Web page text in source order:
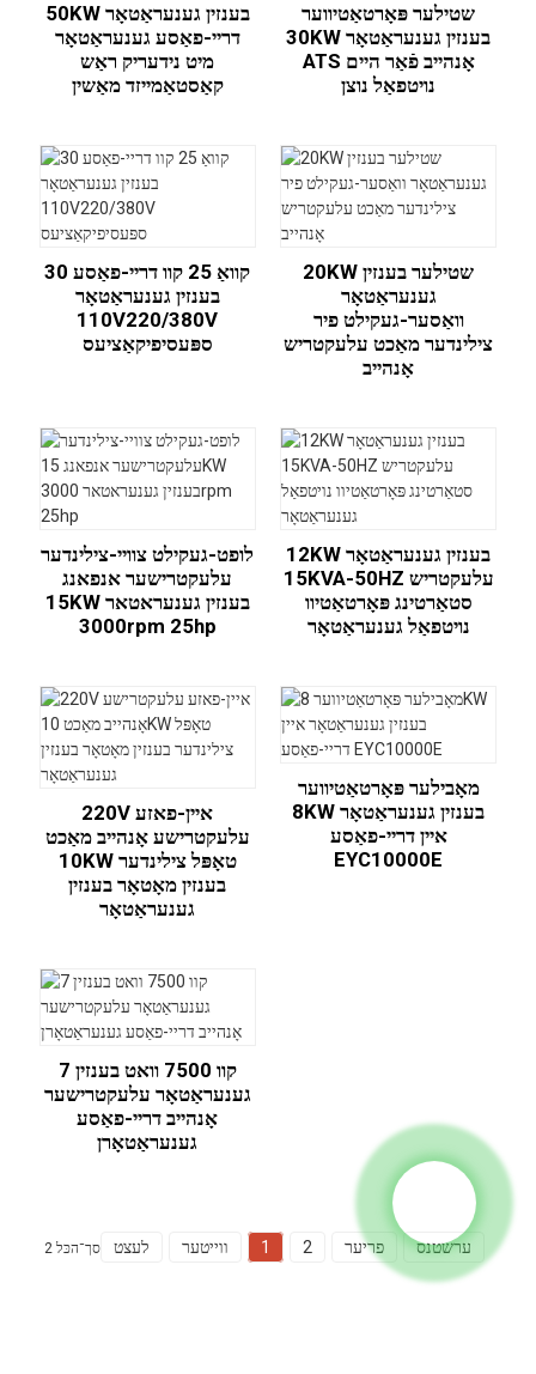
50KW בענזין גענעראַטאָר
דריי-פאַסע גענעראַטאָר
מיט נידעריק ראַש
קאַסטאַמייזד מאַשין
שטילער פּאָרטאַטיווער
30KW בענזין גענעראַטאָר
ATS אָנהייב פֿאַר היים
נויטפאַל נוצן
30 קוואַ 25 קוו דריי-פאַסע
בענזין גענעראַטאָר
110V220/380V
ספּעסיפיקאַציעס
20KW שטילער בענזין
גענעראַטאָר
וואַסער-געקילט פיר
צילינדער מאַכט עלעקטריש
אָנהייב
לופט-געקילט צוויי-צילינדער
עלעקטרישער אנפאנג
15KW בענזין גענעראטאר
3000rpm 25hp
12KW בענזין גענעראַטאָר
15KVA-50HZ עלעקטריש
סטאַרטינג פּאָרטאַטיוו
נויטפאַל גענעראַטאָר
220V איין-פאזע
עלעקטרישע אָנהייב מאַכט
10KW טאָפּל צילינדער
בענזין מאָטאָר בענזין
גענעראַטאָר
מאָבילער פּאָרטאַטיווער
8KW בענזין גענעראַטאָר
איין דריי-פאַסע
EYC10000E
7 קוו 7500 וואט בענזין
גענעראַטאָר עלעקטרישער
אָנהייב דריי-פאַסע
גענעראַטאָרן
ערשטנס פריער 1 2 ווייטער לעצט סך־הכּל 2